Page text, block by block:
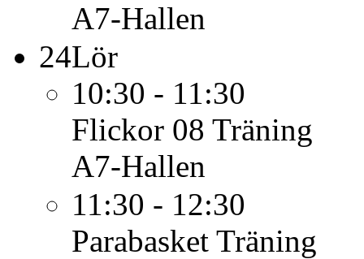
A7-Hallen
24Lör
10:30 - 11:30
Flickor 08 Träning
A7-Hallen
11:30 - 12:30
Parabasket Träning